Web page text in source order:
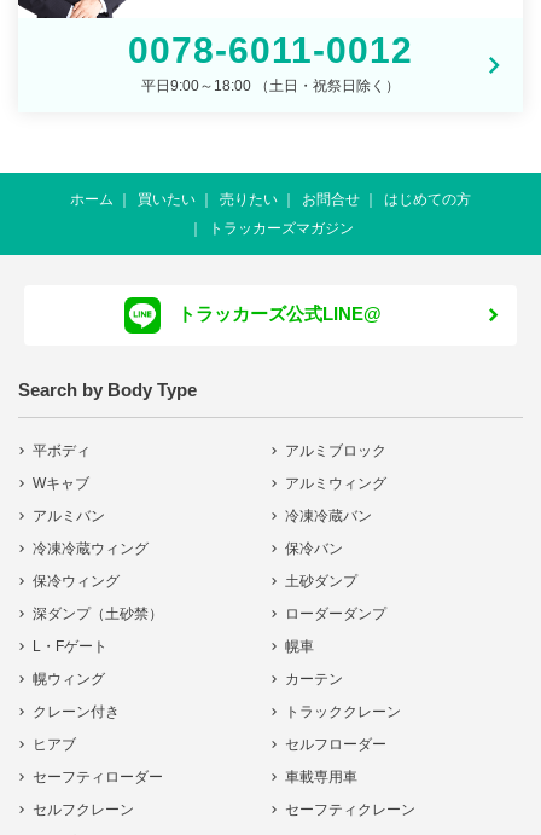
0078-6011-0012
平日9:00～18:00 （土日・祝祭日除く）
ホーム 買いたい 売りたい お問合せ
はじめての方
トラッカーズマガジン
トラッカーズ公式LINE@
Search by Body Type
平ボディ
アルミブロック
Wキャブ
アルミウィング
アルミバン
冷凍冷蔵バン
冷凍冷蔵ウィング
保冷バン
保冷ウィング
土砂ダンプ
深ダンプ（土砂禁）
ローダーダンプ
L・Fゲート
幌車
幌ウィング
カーテン
クレーン付き
トラッククレーン
ヒアブ
セルフローダー
セーフティローダー
車載専用車
セルフクレーン
セーフティクレーン